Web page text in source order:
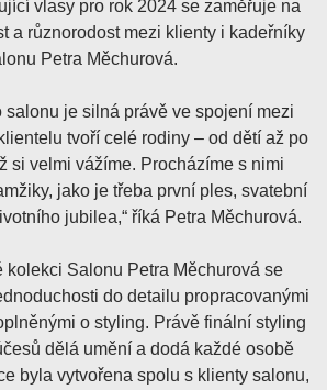
vlasy pro rok 2024 se zaměřuje na
a různorodost mezi klienty i kadeřníky
Petra Měchurová.
salonu je silná právě ve spojení mezi
tvoří celé rodiny – od dětí až po
si velmi vážíme. Procházíme s nimi
jako je třeba první ples, svatební
jubilea,“ říká Petra Měchurová.
kolekci Salonu Petra Měchurová se
do detailu propracovanými
o styling. Právě finální styling
dělá umění a dodá každé osobě
byla vytvořena spolu s klienty salonu,